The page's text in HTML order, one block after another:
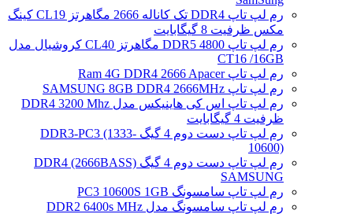
رم لپ تاپ DDR4 تک کاناله 2666 مگاهرتز CL19 کینگ
مکس ظرفیت 8 گیگابایت
رم لپ تاپ DDR5 4800 مگاهرتز CL40 کروشیال مدل
CT16 /16GB
رم لپ تاپ Ram 4G DDR4 2666 Apacer
رم لپ تاپ SAMSUNG 8GB DDR4 2666MHz
رم لپ تاپ اس کی هاینیکس مدل DDR4 3200 Mhz
ظرفیت 4 گیگابایت
رم لپ تاپ دست دوم 4 گیگ DDR3-PC3 (1333-
10600)
رم لپ تاپ دست دوم 4 گیگ DDR4 (2666BASS)
SAMSUNG
رم لپ تاپ سامسونگ PC3 10600S 1GB
رم لپ تاپ سامسونگ مدل DDR2 6400s MHz